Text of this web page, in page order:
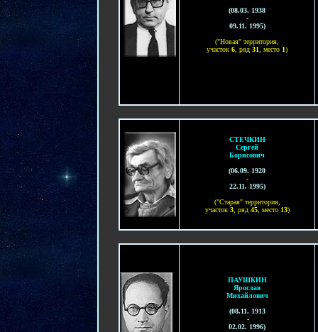
(08.03. 1938
-
09.11. 1995)
("Новая" территория,
участок 6, ряд 31, место 1)
СТЕЧКИН
Сергей
Борисович
(06.09. 1920
-
22.11. 1995)
("Старая" территория,
участок 3, ряд 45, место 13)
ПАУШКИН
Ярослав
Михайлович
(08.11. 1913
-
02.02. 1996)